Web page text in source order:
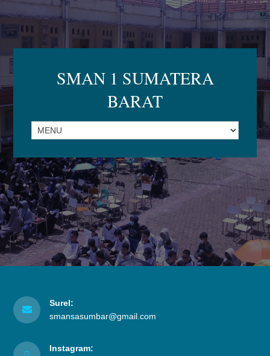
SMAN 1 SUMATERA
BARAT
Surel:
smansasumbar@gmail.com
Instagram: